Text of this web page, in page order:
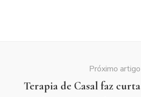
Próximo artigo
Terapia de Casal faz curta